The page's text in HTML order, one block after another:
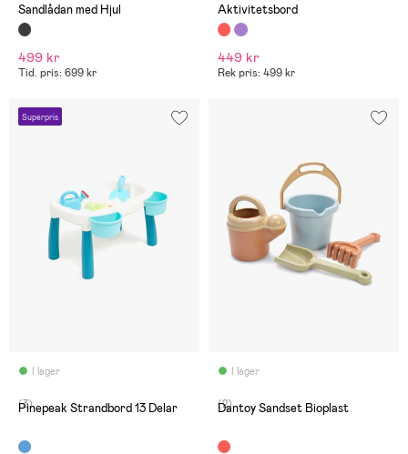
Sandlådan med Hjul
499 kr
Tid. pris: 699 kr
Aktivitetsbord
449 kr
Rek pris: 499 kr
Superpris
I lager
(3)
Pinepeak Strandbord 13 Delar
I lager
(2)
Dantoy Sandset Bioplast